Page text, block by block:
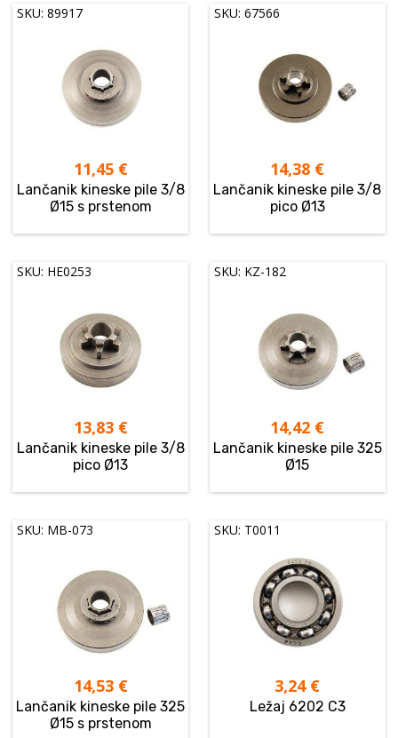
SKU: 89917
11,45 €
Lančanik kineske pile 3/8
Ø15 s prstenom
SKU: 67566
14,38 €
Lančanik kineske pile 3/8
pico Ø13
SKU: HE0253
13,83 €
Lančanik kineske pile 3/8
pico Ø13
SKU: KZ-182
14,42 €
Lančanik kineske pile 325
Ø15
SKU: MB-073
14,53 €
Lančanik kineske pile 325
Ø15 s prstenom
SKU: T0011
3,24 €
Ležaj 6202 C3